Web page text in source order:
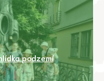
podzemí